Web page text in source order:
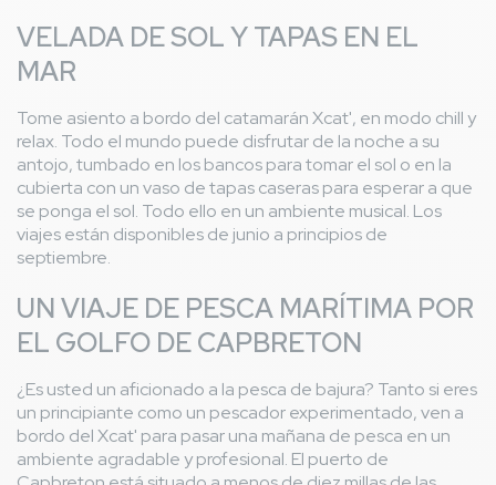
VELADA DE SOL Y TAPAS EN EL
MAR
Tome asiento a bordo del catamarán Xcat', en modo chill y
relax. Todo el mundo puede disfrutar de la noche a su
antojo, tumbado en los bancos para tomar el sol o en la
cubierta con un vaso de tapas caseras para esperar a que
se ponga el sol. Todo ello en un ambiente musical. Los
viajes están disponibles de junio a principios de
septiembre.
UN VIAJE DE PESCA MARÍTIMA POR
EL GOLFO DE CAPBRETON
¿Es usted un aficionado a la pesca de bajura? Tanto si eres
un principiante como un pescador experimentado, ven a
bordo del Xcat' para pasar una mañana de pesca en un
ambiente agradable y profesional. El puerto de